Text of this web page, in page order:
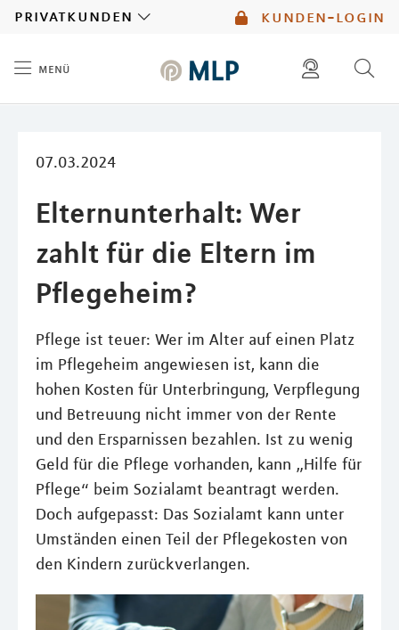
kunden-login
privatkunden
menü
07.03.2024
Elternunterhalt: Wer
zahlt für die Eltern im
Pflegeheim?
Pflege ist teuer: Wer im Alter auf einen Platz
im Pflegeheim angewiesen ist, kann die
hohen Kosten für Unterbringung, Verpflegung
und Betreuung nicht immer von der Rente
und den Ersparnissen bezahlen. Ist zu wenig
Geld für die Pflege vorhanden, kann „Hilfe für
Pflege“ beim Sozialamt beantragt werden.
Doch aufgepasst: Das Sozialamt kann unter
Umständen einen Teil der Pflegekosten von
den Kindern zurückverlangen.